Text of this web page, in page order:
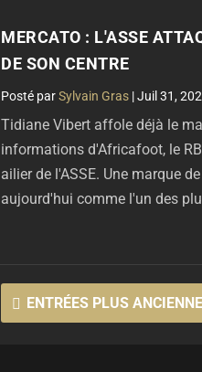
MERCATO : L'ASSE
DE SON CENTRE
parSylvain Gras |Juil 31,
Tidiane Vibert affole déjà le
informations d'Africafoot, le
ailier de l'ASSE. Une marque
aujourd'hui comme l'un des
ENTRÉES PLUS